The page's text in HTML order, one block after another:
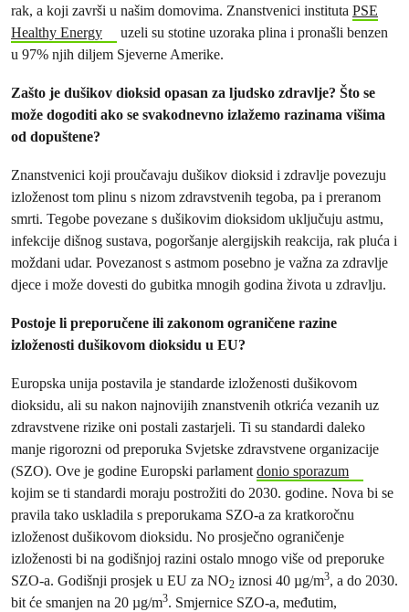
rak, a koji završi u našim domovima. Znanstvenici instituta PSE
Healthy Energy
uzeli su stotine uzoraka plina i pronašli benzen
u 97% njih diljem Sjeverne Amerike.
Zašto je dušikov dioksid opasan za ljudsko zdravlje? Što se
može dogoditi ako se svakodnevno izlažemo razinama višima
od dopuštene?
Znanstvenici koji proučavaju dušikov dioksid i zdravlje povezuju
izloženost tom plinu s nizom zdravstvenih tegoba, pa i preranom
smrti. Tegobe povezane s dušikovim dioksidom uključuju astmu,
infekcije dišnog sustava, pogoršanje alergijskih reakcija, rak pluća i
moždani udar. Povezanost s astmom posebno je važna za zdravlje
djece i može dovesti do gubitka mnogih godina života u zdravlju.
Postoje li preporučene ili zakonom ograničene razine
izloženosti dušikovom dioksidu u EU?
Europska unija postavila je standarde izloženosti dušikovom
dioksidu, ali su nakon najnovijih znanstvenih otkrića vezanih uz
zdravstvene rizike oni postali zastarjeli. Ti su standardi daleko
manje rigorozni od preporuka Svjetske zdravstvene organizacije
(SZO). Ove je godine Europski parlamentdonio sporazum
kojim se ti standardi moraju postrožiti do 2030. godine. Nova bi se
pravila tako uskladila s preporukama SZO-a za kratkoročnu
izloženost dušikovom dioksidu. No prosječno ograničenje
izloženosti bi na godišnjoj razini ostalo mnogo više od preporuke
SZO-a. Godišnji prosjek u EU za NO2 iznosi 40 µg/m3, a do 2030.
bit će smanjen na 20 µg/m3. Smjernice SZO-a, međutim,